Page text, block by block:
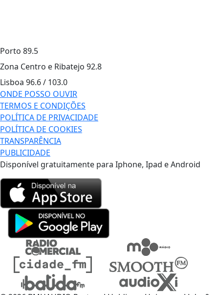
Porto 89.5
Zona Centro e Ribatejo 92.8
Lisboa 96.6 / 103.0
ONDE POSSO OUVIR
TERMOS E CONDIÇÕES
POLÍTICA DE PRIVACIDADE
POLÍTICA DE COOKIES
TRANSPARÊNCIA
PUBLICIDADE
Disponível gratuitamente para Iphone, Ipad e Android